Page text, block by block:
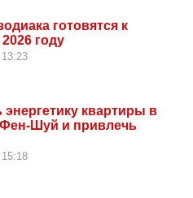
готовятся к
году
энергетику квартиры в
Фен-Шуй и привлечь